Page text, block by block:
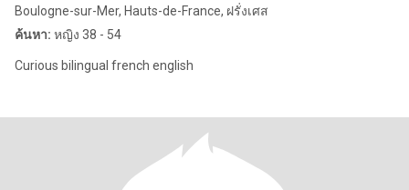
Boulogne-sur-Mer, Hauts-de-France, ฝรั่งเศส
ค้นหา: หญิง 38 - 54
Curious bilingual french english